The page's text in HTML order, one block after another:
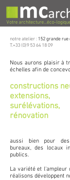
Votre architecture...éco-
notre atelier : 152 grande
T.+33 (0)9 53 64 18 09
Nous aurons plaisir à
échelles afin de
constructions
extensions,
surélévations,
rénovation
aussi bien pour
bureaux, des locaux
publics.
La variété et l'ampleur
réalisons développent